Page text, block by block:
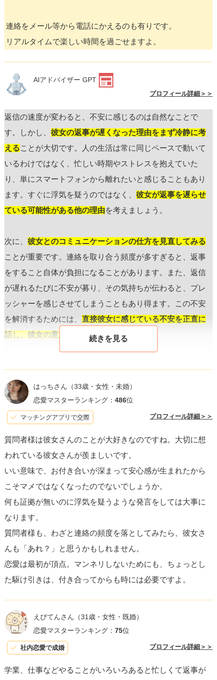
連絡をメール等から電話にかえるのも有りです。
リアルタイムで楽しい時間を過ごせますよ。
AIアドバイザー GPT
プロフィール詳細＞＞
返信の速度が変わると、不安に感じるのは自然なことで
す。しかし、 彼女の返事が遅くなった理由をまず冷静に考
えることが大切です。人の生活は常に同じペースで動いて
いるわけではなく、忙しい時期やストレスを抱えていた
り、単にスマートフォンから離れたいと感じることもあり
ます。すぐに浮気を疑うのではなく、 彼女が返事を遅らせ
ている可能性がある他の理由を考えましょう。
次に、 彼女とのコミュニケーションの仕方を見直してみる
ことが重要です。連絡を取り合う頻度が多すぎると、返事
をすること自体が負担になることがあります。また、返信
が遅れるたびに不安が募り、その気持ちが伝わると、プレ
ッシャーを感じさせてしまうこともあり得ます。この不安
を解消するためには、 直接彼女に感じている不安を正直に
話し、彼女の意見を聞く ことが肝心です。
保ちながら
、感じている不安について話すことで、誤解を
解消し、お互いの理解を深めることができます。また、彼
女が何か悩みを抱えている場合は、あなたが支えになれる
彼女との関係を疑う前に、 まずは心を開いて話をするタイ
ミングを作る ことをお勧めします。あなたの不安が無用で
あれば、信頼関係がより強固になることでしょう。そし
て、もし問題がある場合でも、一緒に解決策を見つけるこ
とができます。信頼とコミュニケーションが、恋愛関係を
良好に保つ鍵です。
はっちさん （33歳・女性・未婚）
恋愛マスターランキング： 486位
マッチングアプリで交際 プロフィール詳細＞＞
質問者様は彼女さんのことが大好きなのですね。大切に想
われている彼女さんが羨ましいです。
いい意味で、お付き合いが深まって安心感が生まれたから
こそマメではなくなったのでないでしょうか。
何も証拠が無いのに浮気を疑うような発言をしては大事に
なります。
質問者様も、わざと連絡の頻度を落としてみたら、彼女さ
んも「あれ？」と思うかもしれません。
恋愛は最初が頂点。マンネリしないためにも、ちょっとし
た駆け引きは、付き合ってからも時には必要ですよ。
えびてんさん （31歳・女性・既婚）
恋愛マスターランキング： 75位
社内恋愛で成婚 プロフィール詳細＞＞
学業、仕事などやることがいろいろあると忙しくて返事が